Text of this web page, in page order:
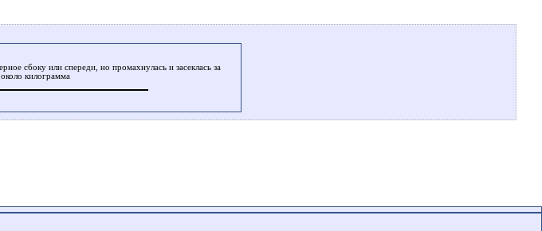
сбоку или спереди, но промахнулась и засеклась за
килограмма